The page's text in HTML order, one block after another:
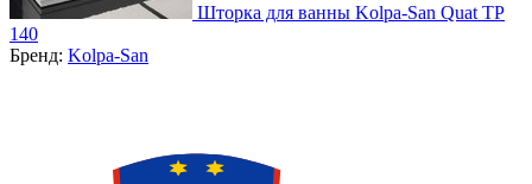
Шторка для ванны Kolpa-San Quat TP
140
Бренд: Kolpa-San